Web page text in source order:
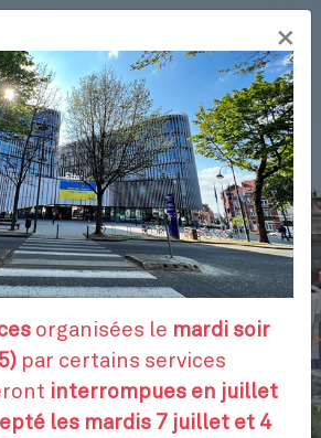
Aller
contenu
principal
VOUS
NOUS
FR
×
organisées le mardi soir
par certains services
interrompues en juillet
les mardis 7 juillet et 4